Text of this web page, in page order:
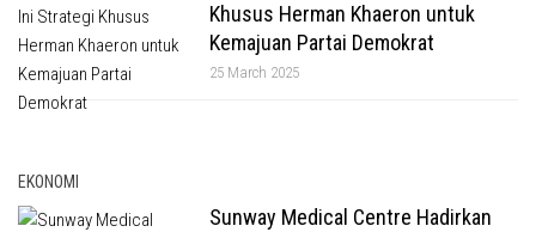
Khusus Herman Khaeron untuk
Kemajuan Partai Demokrat
25 March 2025
EKONOMI
Sunway Medical Centre Hadirkan